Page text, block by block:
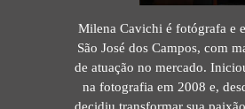
Milena Cavichi é fotógrafa e
São José dos Campos, com
de atuação no mercado.
na fotografia em 2008 e,